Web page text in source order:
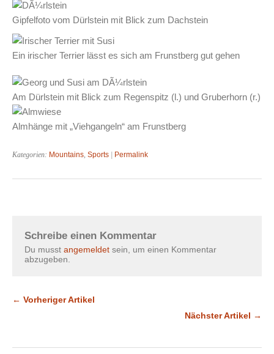
Gipfelfoto vom Dürlstein mit Blick zum Dachstein
Ein irischer Terrier lässt es sich am Frunstberg gut gehen
Am Dürlstein mit Blick zum Regenspitz (l.) und Gruberhorn (r.)
Almhänge mit „Viehgangeln“ am Frunstberg
Kategorien: Mountains, Sports Permalink
Schreibe einen Kommentar
Du musst angemeldet sein, um einen Kommentar
abzugeben.
← Vorheriger Artikel
Nächster Artikel →